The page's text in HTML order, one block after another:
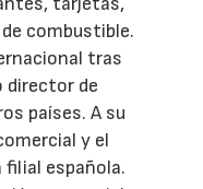
combustible.
tras
director de
países. A su
y el
filial española.